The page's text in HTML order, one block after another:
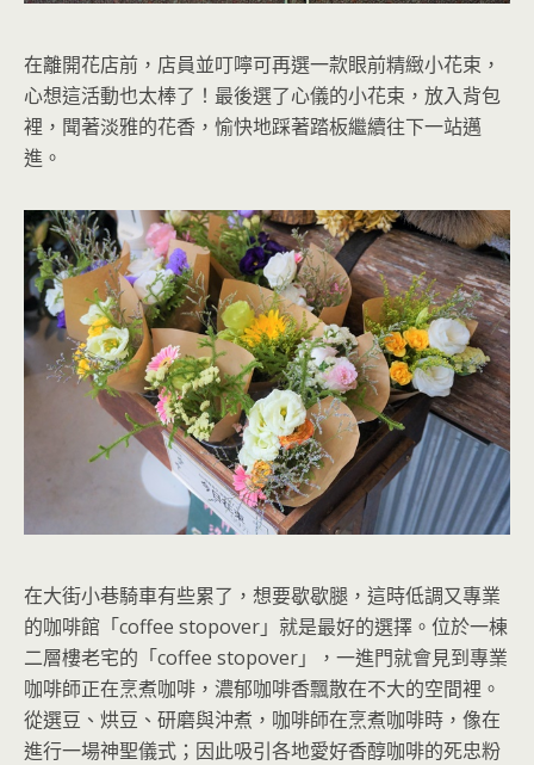
在離開花店前，店員並叮嚀可再選一款眼前精緻小花束，
心想這活動也太棒了！最後選了心儀的小花束，放入背包
裡，聞著淡雅的花香，愉快地踩著踏板繼續往下一站邁
進。
在大街小巷騎車有些累了，想要歇歇腿，這時低調又專業
的咖啡館「coffee stopover」就是最好的選擇。位於一棟
二層樓老宅的「coffee stopover」，一進門就會見到專業
咖啡師正在烹煮咖啡，濃郁咖啡香飄散在不大的空間裡。
從選豆、烘豆、研磨與沖煮，咖啡師在烹煮咖啡時，像在
進行一場神聖儀式；因此吸引各地愛好香醇咖啡的死忠粉